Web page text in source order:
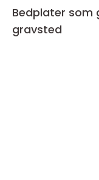
Bedplater som
gravsted